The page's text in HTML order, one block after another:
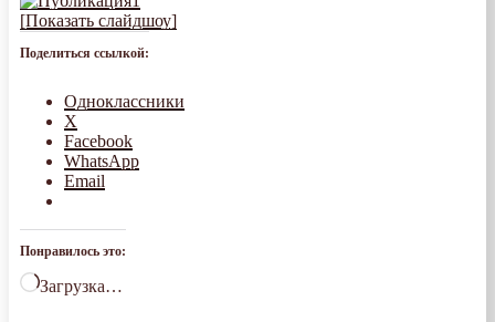
[Показать слайдшоу]
Поделиться ссылкой:
Одноклассники
X
Facebook
WhatsApp
Email
Понравилось это:
Загрузка…